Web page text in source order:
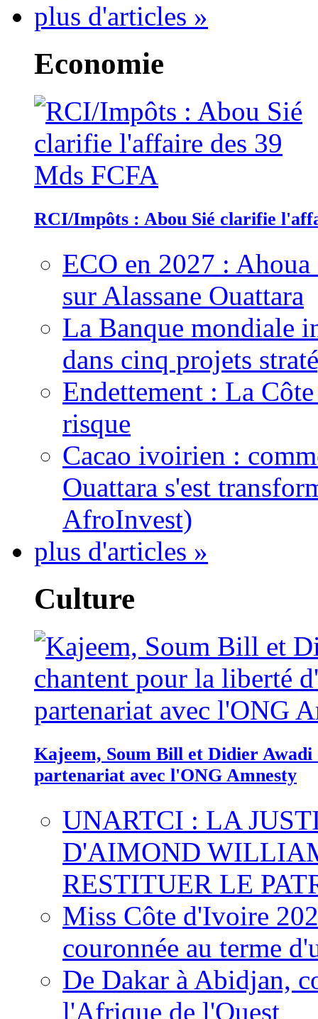
plus d'articles »
Economie
RCI/Impôts : Abou Sié clarifie
ECO en 2027 :
sur Alassane Ouattara
La Banque mondiale
dans cinq projets
Endettement : La
risque
Cacao ivoirien :
Ouattara s'est
AfroInvest)
plus d'articles »
Culture
Kajeem, Soum Bill et Didier
partenariat avec l'ONG Amnesty
UNARTCI : LA
D'AIMOND
RESTITUER LE
Miss Côte d'Ivoire
couronnée au terme
De Dakar à Abidjan,
l'Afrique de l'Ouest